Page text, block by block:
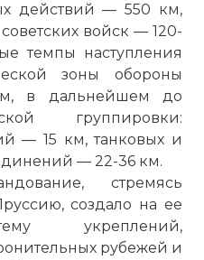
действий — 550 км,
войск — 120-
темпы наступления
зоны обороны
в дальнейшем до
группировки:
— 15 км, танковых и
— 22-36 км.
стремясь
создало на ее
укреплений,
рубежей и